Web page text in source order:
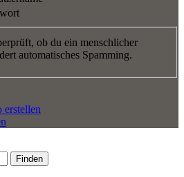
ob du ein menschlicher
automatisches Spamming.
erstellen
Finden